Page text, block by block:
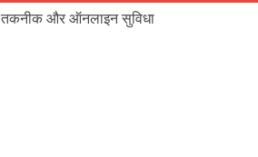
तकनीक और ऑनलाइन सुविधा